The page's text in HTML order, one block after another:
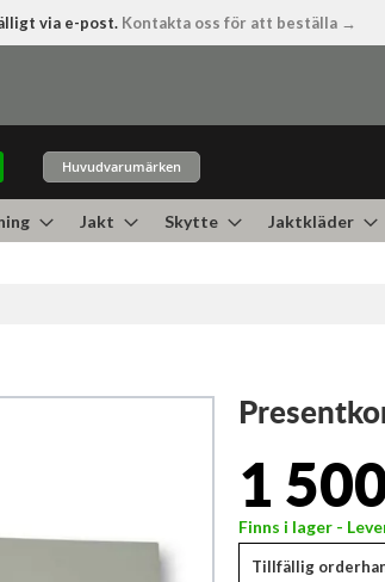
via e-post. Kontakta oss för att beställa →
Huvudvarumärken
Jakt Skytte Jaktkläder
1
Finns i lager -
Tillfällig